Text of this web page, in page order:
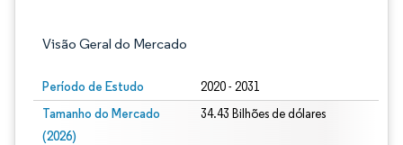
Visão Geral do Mercado
Período de Estudo 2020 - 2031
Tamanho do Mercado
(2026)
34.43 Bilhões de dólares